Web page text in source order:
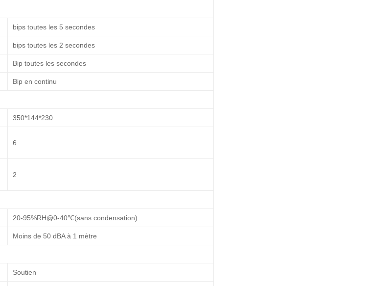
bips toutes les 5 secondes
bips toutes les 2 secondes
Bip toutes les secondes
Bip en continu
350*144*230
6
2
20-95%RH@0-40℃(sans condensation)
Moins de 50 dBA à 1 mètre
Soutien